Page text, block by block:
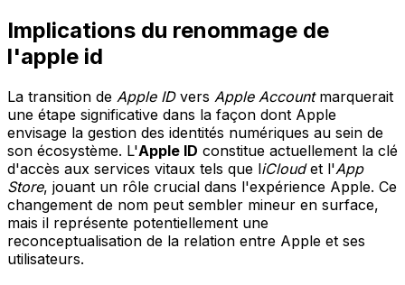
Implications du renommage de
l'apple id
La transition de Apple IDvers Apple Accountmarquerait
une étape significative dans la façon dont Apple
envisage la gestion des identités numériques au sein de
son écosystème. L'Apple ID constitue actuellement la clé
d'accès aux services vitaux tels que liCloudet l'App
Store, jouant un rôle crucial dans l'expérience Apple. Ce
changement de nom peut sembler mineur en surface,
mais il représente potentiellement une
reconceptualisation de la relation entre Apple et ses
utilisateurs.